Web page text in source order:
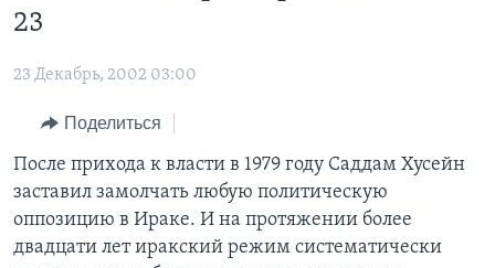
контент
навигации
Перейти
поиск
ПРОГРАММЫ
НОВОСТИ ЗА МИНУТУ
ИТОГИ
ПОЧЕМУ ЭТО ВАЖНО?
ДЕТАЛИ
УЧИМ АНГЛИЙСКИЙ
НАША АМЕРИКАНСКАЯ ИСТОРИЯ
А КАК В АМЕРИКЕ?
АМЕРИКАНСКИЕ ГОРОДКИ
ЭКСПЕРТИЗА
ИНТЕРВЬЮ
ФАКТЫ ПРОТИВ ФЕЙКОВ
ЗА СВОБОДУ ПРЕССЫ
УЧИМ АНГЛИЙСКИЙ
23
23 Декабрь, 2002 03:00
Поделиться
После прихода к власти в 1979 году Саддам Хусейн
заставил замолчать любую политическую
оппозицию в Ираке. И на протяжении более
двадцати лет иракский режим систематически